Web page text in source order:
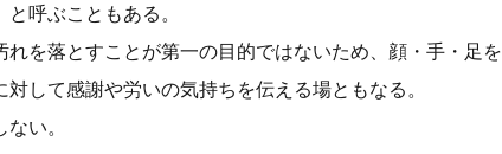
呼ぶこともある。
を落とすことが第一の目的ではないため、顔・手・足を
して感謝や労いの気持ちを伝える場ともなる。
い。